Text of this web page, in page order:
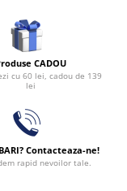
CADOU
cu 60 lei, cadou de 139
lei
Contacteaza-ne!
rapid nevoilor tale.